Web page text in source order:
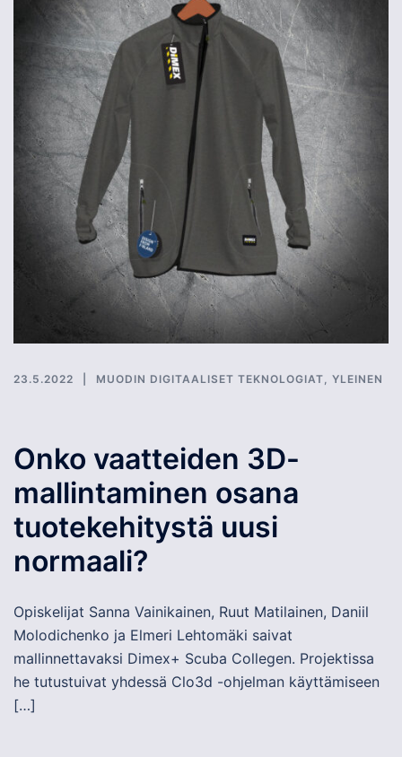
23.5.2022 MUODIN DIGITAALISET TEKNOLOGIAT, YLEINEN
Onko vaatteiden 3D-
mallintaminen osana
tuotekehitystä uusi
normaali?
Opiskelijat Sanna Vainikainen, Ruut Matilainen, Daniil
Molodichenko ja Elmeri Lehtomäki saivat
mallinnettavaksi Dimex+ Scuba Collegen. Projektissa
he tutustuivat yhdessä Clo3d -ohjelman käyttämiseen
[…]